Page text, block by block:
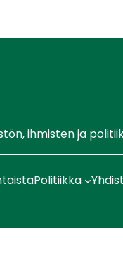
ihmisten ja
Politiikka